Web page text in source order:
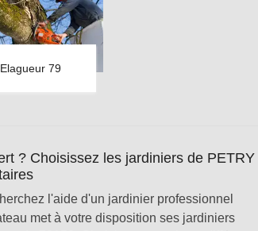
Elagueur 79
? Choisissez les jardiniers de PETRY
l'aide d'un jardinier professionnel
met à votre disposition ses jardiniers